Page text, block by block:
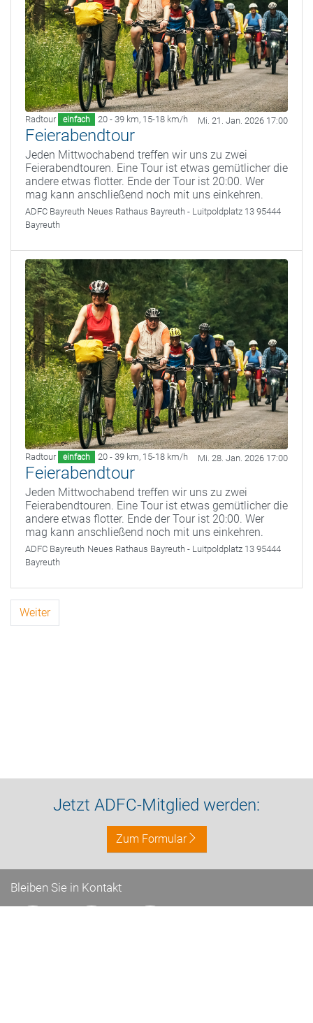
Radtour einfach 20 - 39 km, 15-18 km/h Mi. 21. Jan. 2026 17:00
Feierabendtour
Jeden Mittwochabend treffen wir uns zu zwei
Feierabendtouren. Eine Tour ist etwas gemütlicher die
andere etwas flotter. Ende der Tour ist 20:00. Wer
mag kann anschließend noch mit uns einkehren.
ADFC Bayreuth Neues Rathaus Bayreuth - Luitpoldplatz 13 95444
Bayreuth
Radtour einfach 20 - 39 km, 15-18 km/h Mi. 28. Jan. 2026 17:00
Feierabendtour
Jeden Mittwochabend treffen wir uns zu zwei
Feierabendtouren. Eine Tour ist etwas gemütlicher die
andere etwas flotter. Ende der Tour ist 20:00. Wer
mag kann anschließend noch mit uns einkehren.
ADFC Bayreuth Neues Rathaus Bayreuth - Luitpoldplatz 13 95444
Bayreuth
Weiter
Jetzt ADFC-Mitglied werden:
Zum Formular
Bleiben Sie in Kontakt